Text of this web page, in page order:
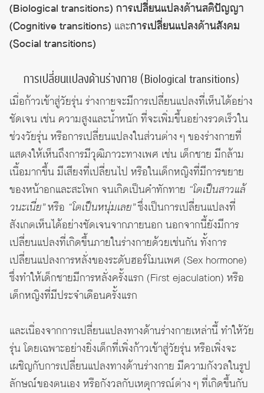
(Biological transitions) การเปลี่ยนแปลงด้านสติปัญญา
(Cognitive transitions) และการเปลี่ยนแปลงด้านสังคม
(Social transitions)
การเปลี่ยนแปลงด้านร่างกาย (Biological transitions)
เมื่อก้าวเข้าสู่วัยรุ่น ร่างกายจะมีการเปลี่ยนแปลงที่เห็นได้อย่าง
ชัดเจน เช่น ความสูงและน้ำหนัก ที่จะเพิ่มขึ้นอย่างรวดเร็วใน
ช่วงวัยรุ่น หรือการเปลี่ยนแปลงในส่วนต่าง ๆ ของร่างกายที่
แสดงให้เห็นถึงการมีวุฒิภาวะทางเพศ เช่น เด็กชาย มีกล้าม
เนื้อมากขึ้น มีเสียงที่เปลี่ยนไป หรือในเด็กหญิงที่มีการขยาย
ของหน้าอกและสะโพก จนเกิดเป็นคำทักทาย “โตเป็นสาวแล้
วนะเนี่ย”หรือ “โตเป็นหนุ่มเลย”ซึ่งเป็นการเปลี่ยนแปลงที่
สังเกตเห็นได้อย่างชัดเจนจากภายนอก นอกจากนี้ยังมีการ
เปลี่ยนแปลงที่เกิดขึ้นภายในร่างกายด้วยเช่นกัน ทั้งการ
เปลี่ยนแปลงการหลั่งของระดับฮอร์โมนเพศ (Sex hormone)
ซึ่งทำให้เด็กชายมีการหลั่งครั้งแรก (First ejaculation) หรือ
เด็กหญิงที่มีประจำเดือนครั้งแรก
และเนื่องจากการเปลี่ยนแปลงทางด้านร่างกายเหล่านี้ ทำให้วัย
รุ่น โดยเฉพาะอย่างยิ่งเด็กที่เพิ่งก้าวเข้าสู่วัยรุ่น หรือเพิ่งจะ
เผชิญกับการเปลี่ยนแปลงทางด้านร่างกาย มีความกังวลในรูป
ลักษณ์ของตนเอง หรือกังวลกับเหตุการณ์ต่าง ๆ ที่เกิดขึ้นกับ